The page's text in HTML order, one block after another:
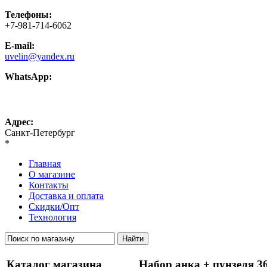
Телефоны:
+7-981-714-6062
E-mail:
uvelin@yandex.ru
WhatsApp:
Адрес:
Санкт-Петербург
*
Главная
О магазине
Контакты
Доставка и оплата
Скидки/Опт
Технология
Каталог магазина Набор анка + пунзеля